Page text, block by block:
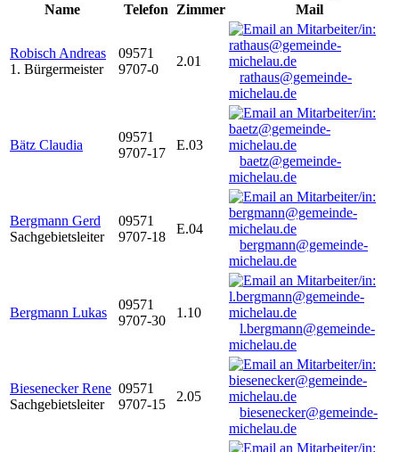
Name
Telefon Zimmer Mail
Robisch Andreas
1. Bürgermeister
09571
9707-0
2.01
rathaus@gemeinde-
michelau.de
Bätz Claudia
09571
9707-17
E.03
baetz@gemeinde-
michelau.de
Bergmann Gerd
Sachgebietsleiter
09571
9707-18
E.04
bergmann@gemeinde-
michelau.de
Bergmann Lukas
09571
9707-30
1.10
l.bergmann@gemeinde-
michelau.de
Biesenecker Rene
Sachgebietsleiter
09571
9707-15
2.05
biesenecker@gemeinde-
michelau.de